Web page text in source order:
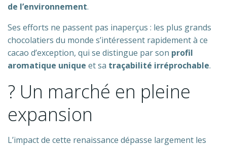
de l’environnement.
Ses efforts ne passent pas inaperçus : les plus grands
chocolatiers du monde s’intéressent rapidement à ce
cacao d’exception, qui se distingue par son profil
aromatique unique et sa traçabilité irréprochable.
? Un marché en pleine
expansion
L’impact de cette renaissance dépasse largement les